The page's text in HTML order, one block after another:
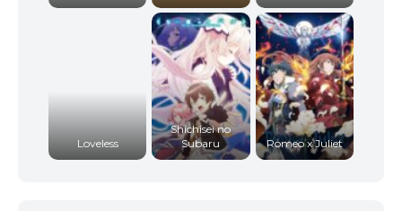
Loveless
Shichisei no
Subaru
Romeo x Juliet